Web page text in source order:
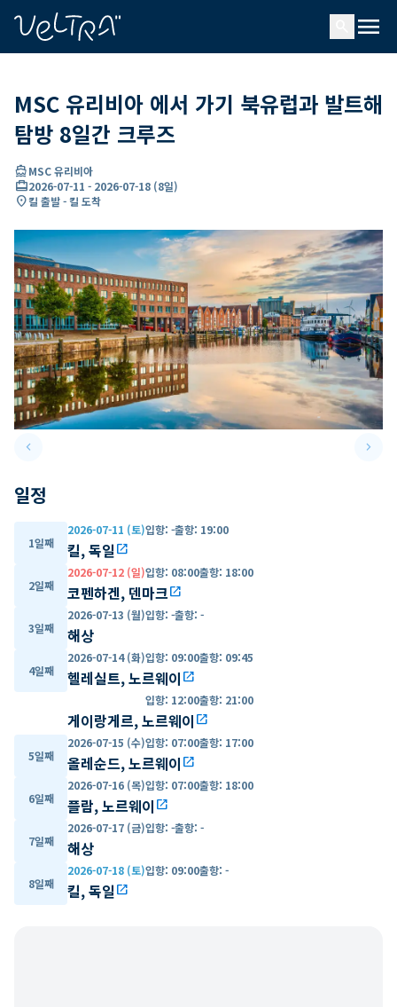
menu
MSC 유리비아 에서 가기 북유럽과 발트해
탐방 8일간 크루즈
directions_boatMSC 유리비아
card_travel2026-07-11 - 2026-07-18 (8일)
location_on킬 출발 - 킬 도착
keyboard_arrow_leftPrevious slide keyboard_arrow_right
일정
1일째
2026-07-11 (토)입항: -출항: 19:00
킬, 독일 open_in_new
2일째
2026-07-12 (일)입항: 08:00출항: 18:00
코펜하겐, 덴마크open_in_new
3일째
2026-07-13 (월)입항: -출항: -
해상
4일째
2026-07-14 (화)입항: 09:00출항: 09:45
헬레실트, 노르웨이 open_in_new
입항: 12:00출항: 21:00
게이랑게르, 노르웨이 open_in_new
5일째
2026-07-15 (수)입항: 07:00출항: 17:00
올레순드, 노르웨이 open_in_new
6일째
2026-07-16 (목)입항: 07:00출항: 18:00
플람, 노르웨이 open_in_new
7일째
2026-07-17 (금)입항: -출항: -
해상
8일째
2026-07-18 (토)입항: 09:00출항: -
킬, 독일 open_in_new